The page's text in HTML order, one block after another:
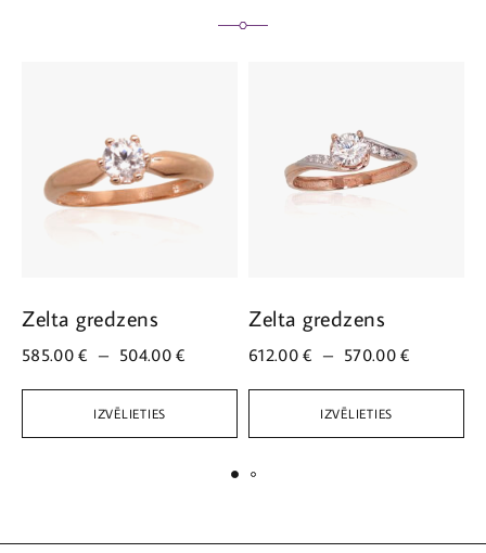
IZVĒLIETIES
Zelta gredzens
504.00€
–
585.00€
IZVĒLIETIES
Zelta gredzens
570.00€
–
612.00€